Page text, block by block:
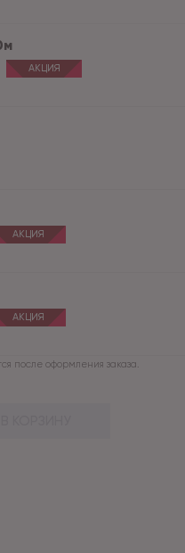
АКЦИЯ
АКЦИЯ
АКЦИЯ
после оформления заказа.